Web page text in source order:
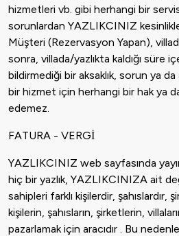
hizmetleri vb. gibi herhangi bir
sorunlardan YAZLIKCINIZ
Müşteri (Rezervasyon Yapan),
sonra, villada/yazlıkta kaldığı süre
bildirmediği bir aksaklık, sorun ya da
bir hizmet için herhangi bir hak ya
edemez.
FATURA - VERGİ
YAZLIKCINIZ web sayfasında
hiç bir yazlık, YAZLIKCINIZA ait
sahipleri farklı kişilerdir,
kişilerin, şahısların, şirketlerin,
pazarlamak için aracıdır . Bu